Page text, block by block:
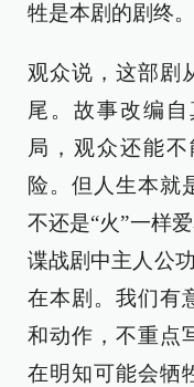
牲是本剧的剧终。
观众说，这部剧
尾。故事改编
局，观众还能
险。但人生本就
不还是“火”一样
谍战剧中主人公
在本剧。我们有
和动作，不重点
在明知可能会牺